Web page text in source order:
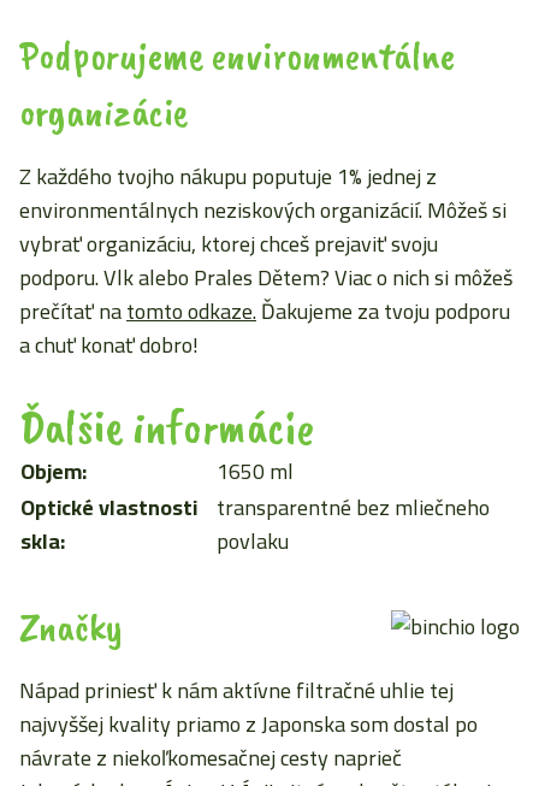
Podporujeme environmentálne
organizácie
Z každého tvojho nákupu poputuje 1% jednej z
environmentálnych neziskových organizácií. Môžeš si
vybrať organizáciu, ktorej chceš prejaviť svoju
podporu. Vlk alebo Prales Dětem? Viac o nich si môžeš
prečítať natomto odkaze.Ďakujeme za tvoju podporu
a chuť konať dobro!
Ďalšie informácie
Objem:
1650 ml
Optické vlastnosti
skla:
transparentné bez mliečneho
povlaku
Značky
Nápad priniesť k nám aktívne filtračné uhlie tej
najvyššej kvality priamo z Japonska som dostal po
návrate z niekoľkomesačnej cesty naprieč